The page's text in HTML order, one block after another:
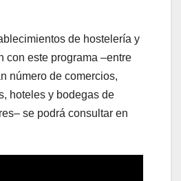
de hostelería y
con este programa –entre
número de comercios,
hoteles y bodegas de
se podrá consultar en